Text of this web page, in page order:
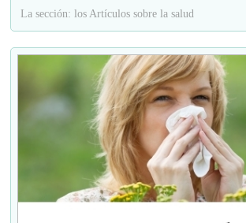
La sección: los Artículos sobre la salud